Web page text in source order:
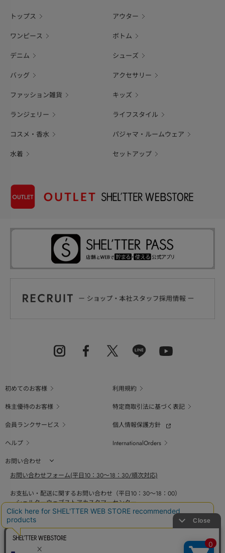
トップス アウター
ワンピース ボトム
デニム シューズ
バッグ アクセサリー
ファッション雑貨 キッズ
ランジェリー ライフスタイル
コスメ・香水 パジャマ・ルームウェア
水着 セットアップ
初めてのお客様
利用規約
株主優待のお客様
特定商取引法に基づく表記
会員ランクサービス
個人情報保護方針
ヘルプ
InternationalOrders
お問い合わせ
お問い合わせフォーム(平日10：30～18：30/順次対応)
お支払い・配送に関するお問い合わせ（平日10：30～18：00）
シェルターウェブストアカスタマーセンター
0800-123-6820
商品の素材、サイズ、仕様等に関するお問い合せ（平日10：30～18：00）
バロックジャパンリミテッドコールセンター
03-6730-9191